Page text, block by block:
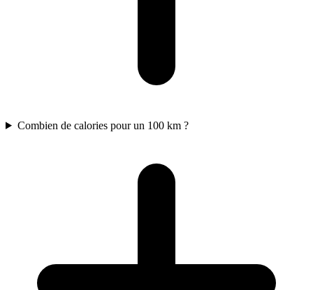
Combien de calories pour un 100 km ?